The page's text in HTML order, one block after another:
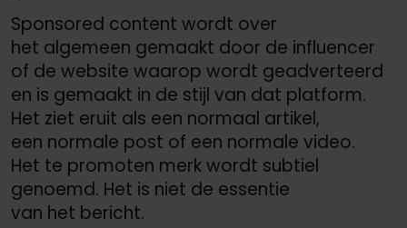
Sponsored content wordt over
het algemeen gemaakt door de influencer
of de website waarop wordt geadverteerd
en is gemaakt in de stijl van dat platform.
Het ziet eruit als een normaal artikel,
een normale post of een normale video.
Het te promoten merk wordt subtiel
genoemd. Het is niet de essentie
van het bericht.